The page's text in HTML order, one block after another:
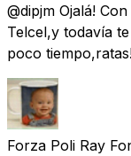
@dipjm Ojalá!
Telcel,y todavía
poco
Forza Poli Ray